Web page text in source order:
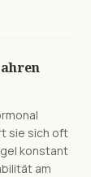
sie sich oft
konstant
am